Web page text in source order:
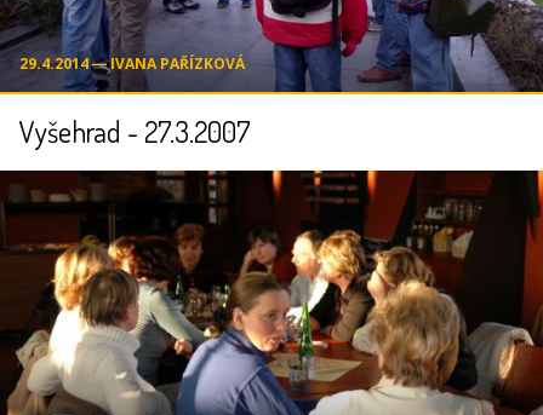
29.4.2014 ― IVANA PAŘÍZKOVÁ
Vyšehrad - 27.3.2007